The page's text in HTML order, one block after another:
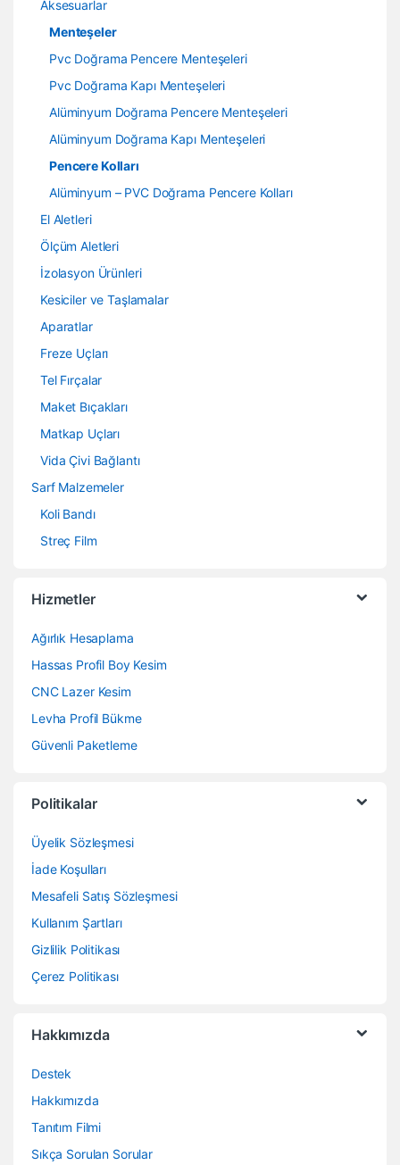
Aksesuarlar
Menteşeler
Pvc Doğrama Pencere Menteşeleri
Pvc Doğrama Kapı Menteşeleri
Alüminyum Doğrama Pencere Menteşeleri
Alüminyum Doğrama Kapı Menteşeleri
Pencere Kolları
Alüminyum – PVC Doğrama Pencere Kolları
El Aletleri
Ölçüm Aletleri
İzolasyon Ürünleri
Kesiciler ve Taşlamalar
Aparatlar
Freze Uçları
Tel Fırçalar
Maket Bıçakları
Matkap Uçları
Vida Çivi Bağlantı
Sarf Malzemeler
Koli Bandı
Streç Film
Hizmetler
Ağırlık Hesaplama
Hassas Profil Boy Kesim
CNC Lazer Kesim
Levha Profil Bükme
Güvenli Paketleme
Politikalar
Üyelik Sözleşmesi
İade Koşulları
Mesafeli Satış Sözleşmesi
Kullanım Şartları
Gizlilik Politikası
Çerez Politikası
Hakkımızda
Destek
Hakkımızda
Tanıtım Filmi
Sıkça Sorulan Sorular